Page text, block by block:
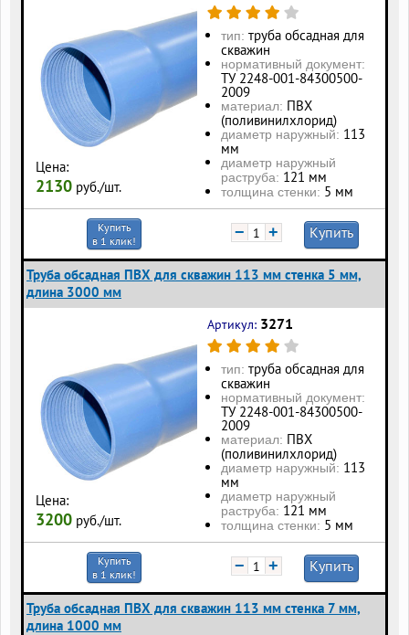
Цена:
2130 руб./шт.
тип: труба обсадная для
скважин
нормативный документ:
ТУ 2248-001-84300500-
2009
материал: ПВХ
(поливинилхлорид)
диаметр наружный: 113
мм
диаметр наружный
раструба: 121 мм
толщина стенки: 5 мм
Купить
в 1 клик!
− + Купить
Труба обсадная ПВХ для скважин 113 мм стенка 5 мм,
длина 3000 мм
Цена:
3200 руб./шт.
Артикул: 3271
тип: труба обсадная для
скважин
нормативный документ:
ТУ 2248-001-84300500-
2009
материал: ПВХ
(поливинилхлорид)
диаметр наружный: 113
мм
диаметр наружный
раструба: 121 мм
толщина стенки: 5 мм
Купить
в 1 клик!
− + Купить
Труба обсадная ПВХ для скважин 113 мм стенка 7 мм,
длина 1000 мм